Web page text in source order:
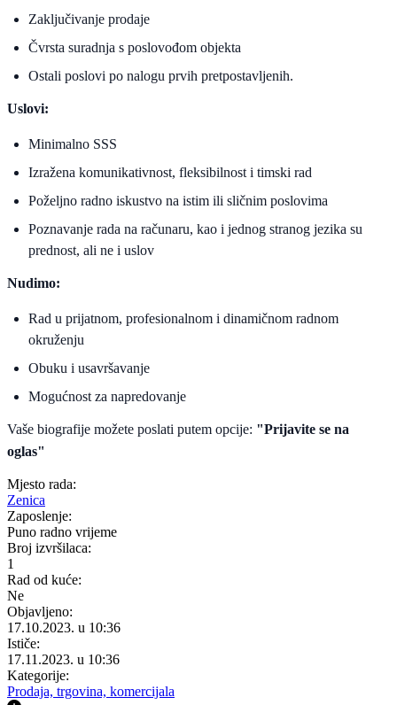
Zaključivanje prodaje
Čvrsta suradnja s poslovođom objekta
Ostali poslovi po nalogu prvih pretpostavljenih.
Uslovi:
Minimalno SSS
Izražena komunikativnost, fleksibilnost i timski rad
Poželjno radno iskustvo na istim ili sličnim poslovima
Poznavanje rada na računaru, kao i jednog stranog jezika su
prednost, ali ne i uslov
Nudimo:
Rad u prijatnom, profesionalnom i dinamičnom radnom
okruženju
Obuku i usavršavanje
Mogućnost za napredovanje
Vaše biografije možete poslati putem opcije: "Prijavite se na
oglas"
Mjesto rada:
Zenica
Zaposlenje:
Puno radno vrijeme
Broj izvršilaca:
1
Rad od kuće:
Ne
Objavljeno:
17.10.2023. u 10:36
Ističe:
17.11.2023. u 10:36
Kategorije:
Prodaja, trgovina, komercijala